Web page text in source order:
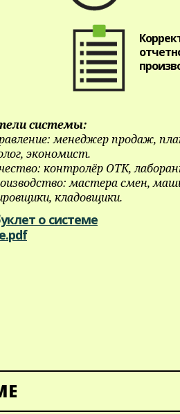
системы​:
менеджер продаж,
экономист.
контролёр ОТК,
мастера смен,
кладовщики.
о системе